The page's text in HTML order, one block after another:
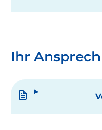
Ihr